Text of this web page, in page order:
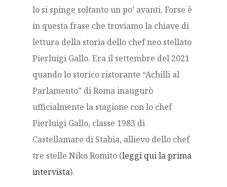
lo si spinge soltanto un po’ avanti. Forse è
in questa frase che troviamo la chiave di
lettura della storia dello chef neo stellato
Pierluigi Gallo. Era il settembre del 2021
quando lo storico ristorante “Achilli al
Parlamento” di Roma inaugurò
ufficialmente la stagione con lo chef
Pierluigi Gallo, classe 1983 di
Castellamare di Stabia, allievo dello chef
tre stelle Niko Romito (leggi qui la prima
intervista).